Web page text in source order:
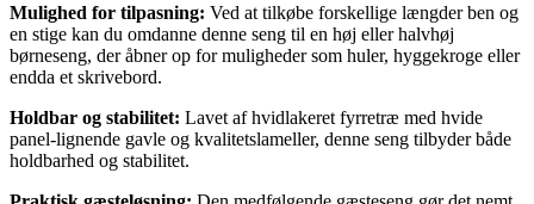
Mulighed for tilpasning: Ved at tilkøbe forskellige længder ben og
en stige kan du omdanne denne seng til en høj eller halvhøj
børneseng, der åbner op for muligheder som huler, hyggekroge eller
endda et skrivebord.
Holdbar og stabilitet: Lavet af hvidlakeret fyrretræ med hvide
panel-lignende gavle og kvalitetslameller, denne seng tilbyder både
holdbarhed og stabilitet.